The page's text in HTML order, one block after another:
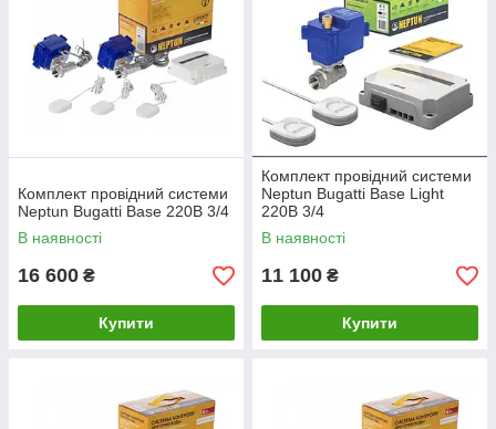
Комплект провідний системи
Neptun Bugatti Base 220B 3/4
В наявності
16 600 ₴
Купити
Комплект провідний системи
Neptun Bugatti Base Light
220В 3/4
В наявності
11 100 ₴
Купити